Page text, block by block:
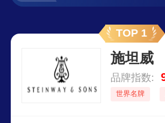
TOP 1
施坦威
品牌指数:
世界名牌